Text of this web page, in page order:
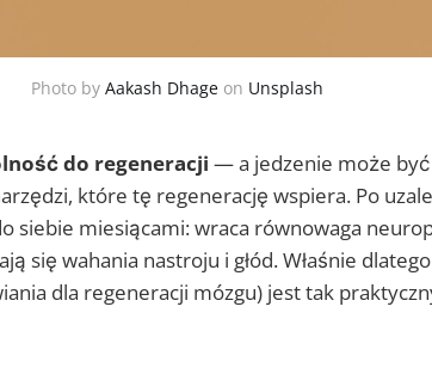
Photo by Aakash Dhageon Unsplash
do regeneracji — a jedzenie może
które tę regenerację wspiera. Po
siebie miesiącami: wraca równowaga
się wahania nastroju i głód. Właśnie
dla regeneracji mózgu) jest tak